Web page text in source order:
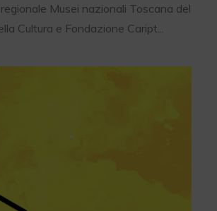
Musei nazionali Toscana del
Cultura e Fondazione Caript...